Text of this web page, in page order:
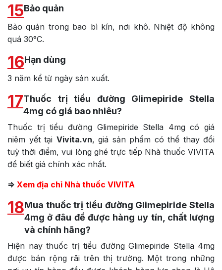
15Bảo quản
Bảo quản trong bao bì kín, nơi khô. Nhiệt độ không
quá 30°C.
16Hạn dùng
3 năm kể từ ngày sản xuất.
17Thuốc trị tiểu đường Glimepiride Stella
4mg có giá bao nhiêu?
Thuốc trị tiểu đường Glimepiride Stella 4mg có giá
niêm yết tại Vivita.vn, giá sản phẩm có thể thay đổi
tuỳ thời điểm, vui lòng ghé trực tiếp Nhà thuốc VIVITA
để biết giá chính xác nhất.
=> Xem địa chỉ Nhà thuốc VIVITA
18Mua thuốc trị tiểu đường Glimepiride Stella
4mg ở đâu để được hàng uy tín, chất lượng
và chính hãng?
Hiện nay thuốc trị tiểu đường Glimepiride Stella 4mg
được bán rộng rãi trên thị trường. Một trong những